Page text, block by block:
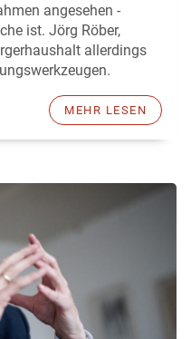
angesehen -
ist. Jörg Röber,
allerdings
MEHR LESEN